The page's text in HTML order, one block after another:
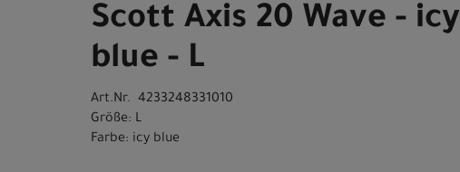
Scott Axis 20 Wave - icy
blue - L
Art.Nr. 4233248331010
Größe: L
Farbe: icy blue